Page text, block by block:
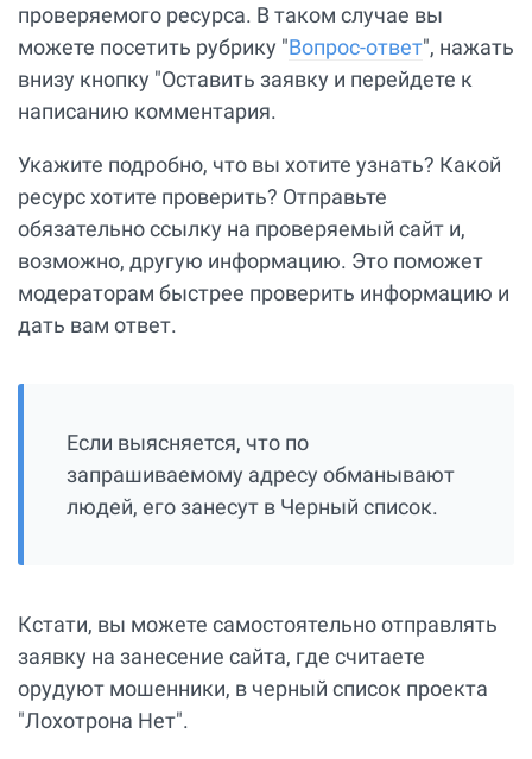
проверяемого ресурса. В таком случае вы
можете посетить рубрику "Вопрос-ответ", нажать
внизу кнопку "Оставить заявку и перейдете к
написанию комментария.
Укажите подробно, что вы хотите узнать? Какой
ресурс хотите проверить? Отправьте
обязательно ссылку на проверяемый сайт и,
возможно, другую информацию. Это поможет
модераторам быстрее проверить информацию и
дать вам ответ.
Если выясняется, что по
запрашиваемому адресу обманывают
людей, его занесут в Черный список.
Кстати, вы можете самостоятельно отправлять
заявку на занесение сайта, где считаете
орудуют мошенники, в черный список проекта
"Лохотрона Нет".